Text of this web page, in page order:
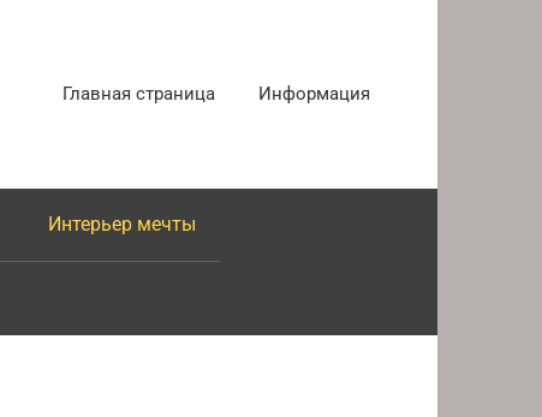
Главная страница Информация
Интерьер мечты